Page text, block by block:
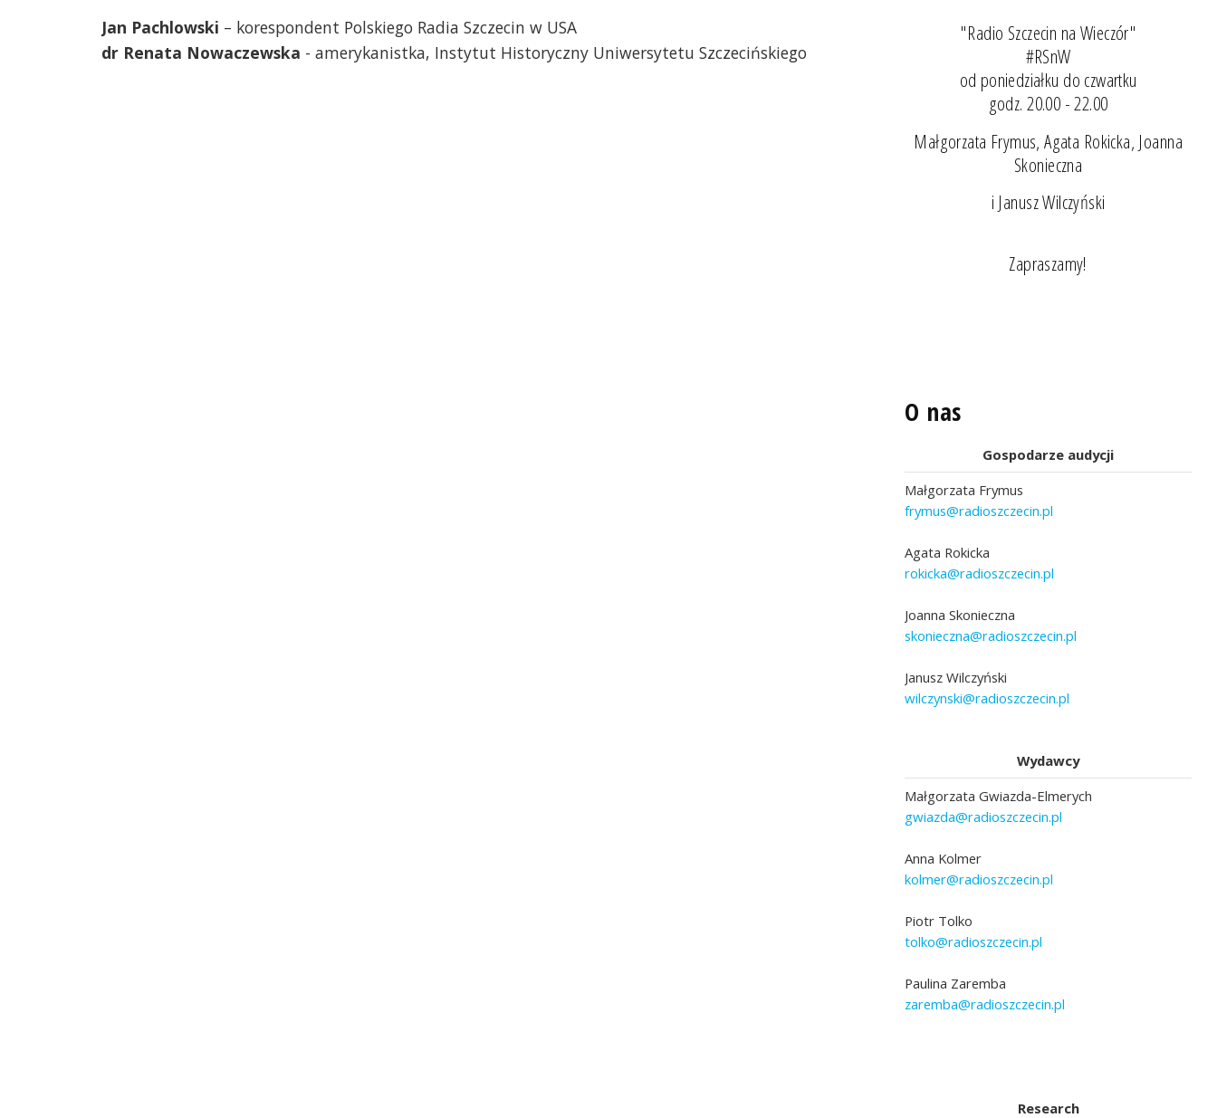
Jan Pachlowski – korespondent Polskiego Radia Szczecin w USA
dr Renata Nowaczewska - amerykanistka, Instytut Historyczny Uniwersytetu Szczecińskiego
"Radio Szczecin na Wieczór"
#RSnW
od poniedziałku do czwartku
godz. 20.00 - 22.00
Małgorzata Frymus, Agata Rokicka, Joanna
Skonieczna
i Janusz Wilczyński
Zapraszamy!
O nas
Gospodarze audycji
Małgorzata Frymus
frymus@radioszczecin.pl
Agata Rokicka
rokicka@radioszczecin.pl
Joanna Skonieczna
skonieczna@radioszczecin.pl
Janusz Wilczyński
wilczynski@radioszczecin.pl
Wydawcy
Małgorzata Gwiazda-Elmerych
gwiazda@radioszczecin.pl
Anna Kolmer
kolmer@radioszczecin.pl
Piotr Tolko
tolko@radioszczecin.pl
Paulina Zaremba
zaremba@radioszczecin.pl
Research